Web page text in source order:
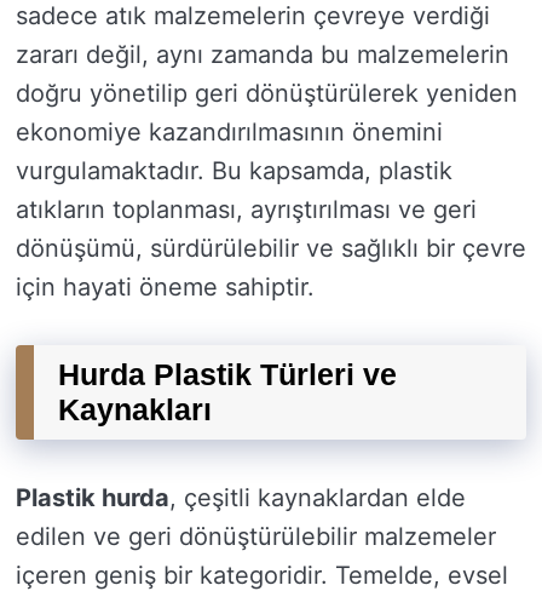
sadece atık malzemelerin çevreye verdiği
zararı değil, aynı zamanda bu malzemelerin
doğru yönetilip geri dönüştürülerek yeniden
ekonomiye kazandırılmasının önemini
vurgulamaktadır. Bu kapsamda, plastik
atıkların toplanması, ayrıştırılması ve geri
dönüşümü, sürdürülebilir ve sağlıklı bir çevre
için hayati öneme sahiptir.
Hurda Plastik Türleri ve
Kaynakları
Plastik hurda, çeşitli kaynaklardan elde
edilen ve geri dönüştürülebilir malzemeler
içeren geniş bir kategoridir. Temelde, evsel